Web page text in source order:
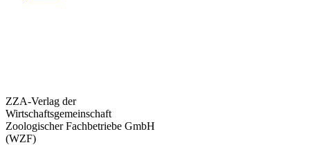
ZZA-Verlag der
Wirtschaftsgemeinschaft
Zoologischer Fachbetriebe GmbH
(WZF)